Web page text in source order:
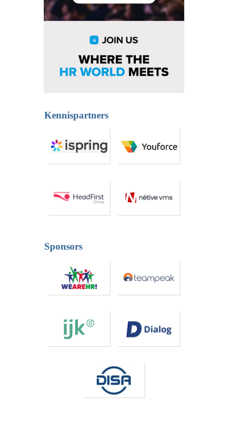
Kennispartners
Sponsors